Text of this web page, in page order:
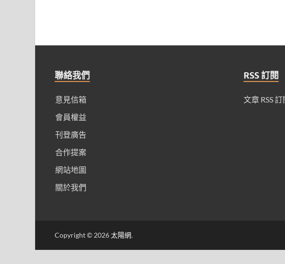
聯絡我們
意見信箱
會員權益
刊登廣告
合作提案
網站地圖
關於我們
RSS 訂閱
文章 RSS 訂
Copyright © 2026太陽網.